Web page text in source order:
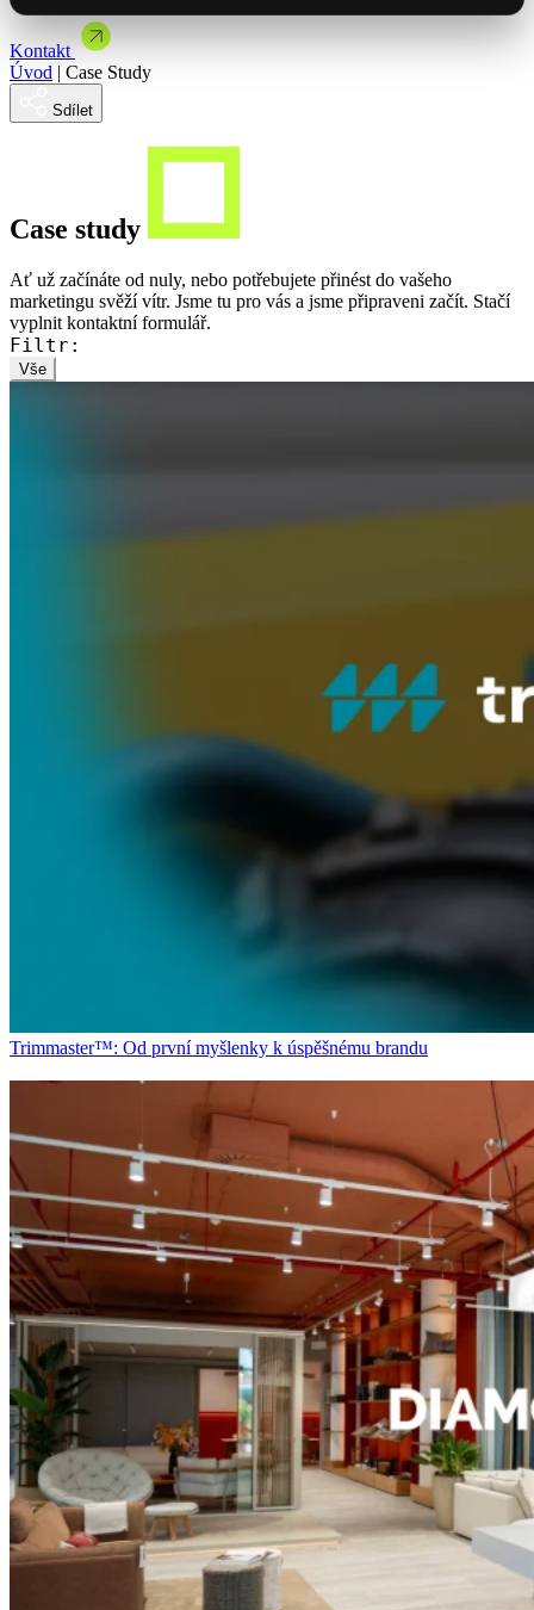
Brandová kampaň spojená s showroomem
Se Spakem jsme uvedli řadu Master na český trh
Mohlo by Vás zajímat
Mýty a mylné představy o automatizaci
Mohlo by Vás zajímat
Články & studie
Jak jsme dodali NFC vizitky pro ORLEN Slovakia
Nabídka spolupráce
Vybrat termín
Kontakt
Úvod | Case Study
Sdílet
Case study
Ať už začínáte od nuly, nebo potřebujete přinést do vašeho
marketingu svěží vítr. Jsme tu pro vás a jsme připraveni začít. Stačí
vyplnit kontaktní formulář.
Filtr:
Vše
Trimmaster™: Od první myšlenky k úspěšnému brandu